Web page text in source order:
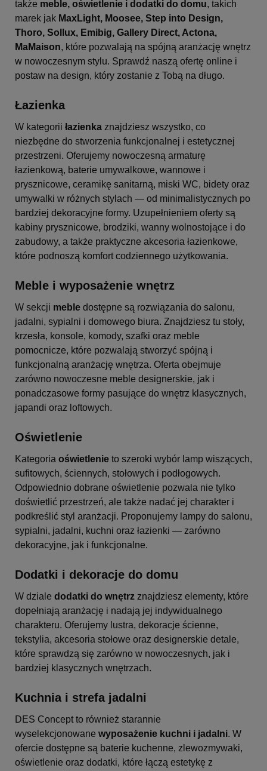
także meble, oświetlenie i dodatki do domu, takich
marek jak MaxLight, Moosee, Step into Design,
Thoro, Sollux, Emibig, Gallery Direct, Actona,
MaMaison, które pozwalają na spójną aranżację wnętrz
w nowoczesnym stylu. Sprawdź naszą ofertę online i
postaw na design, który zostanie z Tobą na długo.
Łazienka
W kategorii łazienka znajdziesz wszystko, co
niezbędne do stworzenia funkcjonalnej i estetycznej
przestrzeni. Oferujemy nowoczesną armaturę
łazienkową, baterie umywalkowe, wannowe i
prysznicowe, ceramikę sanitarną, miski WC, bidety oraz
umywalki w różnych stylach — od minimalistycznych po
bardziej dekoracyjne formy. Uzupełnieniem oferty są
kabiny prysznicowe, brodziki, wanny wolnostojące i do
zabudowy, a także praktyczne akcesoria łazienkowe,
które podnoszą komfort codziennego użytkowania.
Meble i wyposażenie wnętrz
W sekcji meble dostępne są rozwiązania do salonu,
jadalni, sypialni i domowego biura. Znajdziesz tu stoły,
krzesła, konsole, komody, szafki oraz meble
pomocnicze, które pozwalają stworzyć spójną i
funkcjonalną aranżację wnętrza. Oferta obejmuje
zarówno nowoczesne meble designerskie, jak i
ponadczasowe formy pasujące do wnętrz klasycznych,
japandi oraz loftowych.
Oświetlenie
Kategoria oświetlenie to szeroki wybór lamp wiszących,
sufitowych, ściennych, stołowych i podłogowych.
Odpowiednio dobrane oświetlenie pozwala nie tylko
doświetlić przestrzeń, ale także nadać jej charakter i
podkreślić styl aranżacji. Proponujemy lampy do salonu,
sypialni, jadalni, kuchni oraz łazienki — zarówno
dekoracyjne, jak i funkcjonalne.
Dodatki i dekoracje do domu
W dziale dodatki do wnętrz znajdziesz elementy, które
dopełniają aranżację i nadają jej indywidualnego
charakteru. Oferujemy lustra, dekoracje ścienne,
tekstylia, akcesoria stołowe oraz designerskie detale,
które sprawdzą się zarówno w nowoczesnych, jak i
bardziej klasycznych wnętrzach.
Kuchnia i strefa jadalni
DES Concept to również starannie
wyselekcjonowane wyposażenie kuchni i jadalni. W
ofercie dostępne są baterie kuchenne, zlewozmywaki,
oświetlenie oraz dodatki, które łączą estetykę z